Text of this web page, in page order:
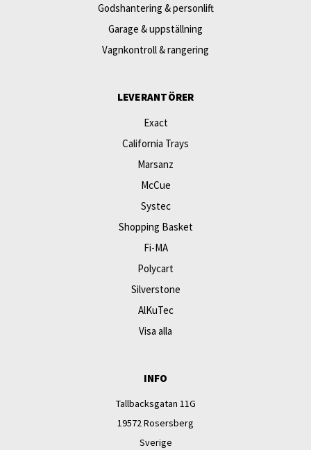
Godshantering & personlift
Garage & uppställning
Vagnkontroll & rangering
LEVERANTÖRER
Exact
California Trays
Marsanz
McCue
Systec
Shopping Basket
Fi-MA
Polycart
Silverstone
AlKuTec
Visa alla
INFO
Tallbacksgatan 11G
19572 Rosersberg
Sverige